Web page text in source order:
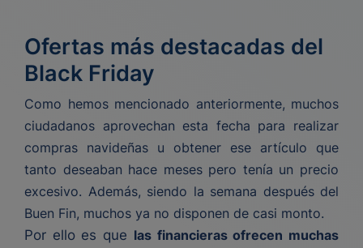
Ofertas más destacadas del
Black Friday
Como hemos mencionado anteriormente, muchos
ciudadanos aprovechan esta fecha para realizar
compras navideñas u obtener ese artículo que
tanto deseaban hace meses pero tenía un precio
excesivo. Además, siendo la semana después del
Buen Fin, muchos ya no disponen de casi monto.
Por ello es que las financieras ofrecen muchas